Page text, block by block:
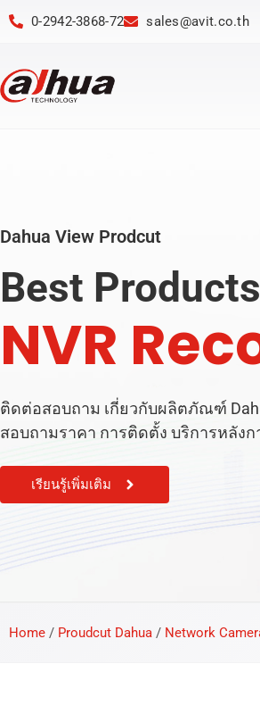
0-2942-3868-72 sales@avit.co.th
Dahua View Prodcut
Best Products
NVR Rec
ติดต่อสอบถาม เกี่ยวกับผลิตภัณฑ์
สอบถามราคา การติดตั้ง บริการหลัง
เรียนรู้เพิ่มเติม
Home / Proudcut Dahua / Network